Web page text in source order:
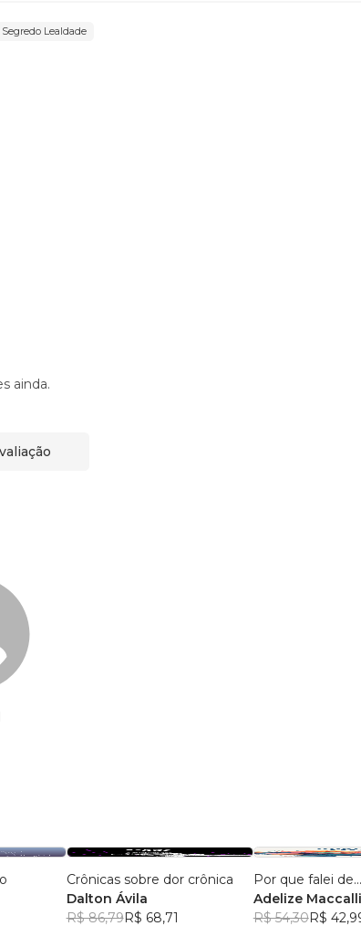
Lealdade
ainda.
Crônicas sobre dor crônica
Dalton Ávila
R$ 86,79R$ 68,71
Por que falei
Adelize Maccalli
R$ 54,30R$